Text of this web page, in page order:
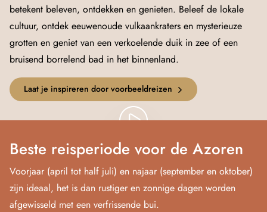
betekent beleven, ontdekken en genieten. Beleef de lokale
cultuur, ontdek eeuwenoude vulkaankraters en mysterieuze
grotten en geniet van een verkoelende duik in zee of een
bruisend borrelend bad in het binnenland.
Laat je inspireren door voorbeeldreizen
Beste reisperiode voor de Azoren
Voorjaar (april tot half juli) en najaar (september en oktober)
zijn ideaal, het is dan rustiger en zonnige dagen worden
afgewisseld met een verfrissende bui.